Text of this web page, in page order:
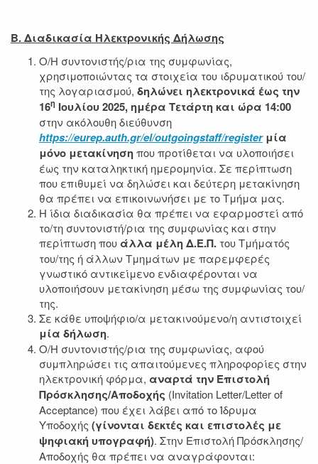
Β. Διαδικασία Ηλεκτρονικής Δήλωσης
Ο/Η συντονιστής/ρια της συμφωνίας,
χρησιμοποιώντας τα στοιχεία του ιδρυματικού του/
της λογαριασμού, δηλώνει ηλεκτρονικά έως την
16η Ιουλίου 2025, ημέρα Τετάρτη και ώρα 14:00
στην ακόλουθη διεύθυνση
https://eurep.auth.gr/el/outgoingstaff/register μία
μόνο μετακίνησηπου προτίθεται να υλοποιήσει
έως την καταληκτική ημερομηνία. Σε περίπτωση
που επιθυμεί να δηλώσει και δεύτερη μετακίνηση
θα πρέπει να επικοινωνήσει με το Τμήμα μας.
Η ίδια διαδικασία θα πρέπει να εφαρμοστεί από
το/τη συντονιστή/ρια της συμφωνίας και στην
περίπτωση που άλλα μέλη Δ.Ε.Π. του Τμήματός
του/της ή άλλων Τμημάτων με παρεμφερές
γνωστικό αντικείμενο ενδιαφέρονται να
υλοποιήσουν μετακίνηση μέσω της συμφωνίας του/
της.
Σε κάθε υποψήφιο/α μετακινούμενο/η αντιστοιχεί
μία δήλωση.
Ο/Η συντονιστής/ρια της συμφωνίας, αφού
συμπληρώσει τις απαιτούμενες πληροφορίες στην
ηλεκτρονική φόρμα, αναρτά την Επιστολή
Πρόσκλησης/Αποδοχής (Invitation Letter/Letter of
Acceptance) που έχει λάβει από το Ίδρυμα
Υποδοχής (γίνονται δεκτές και επιστολές με
ψηφιακή υπογραφή). Στην Επιστολή Πρόσκλησης/
Αποδοχής θα πρέπει να αναγράφονται: